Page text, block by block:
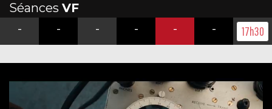
Séances VF
-
- - - - - 17h30